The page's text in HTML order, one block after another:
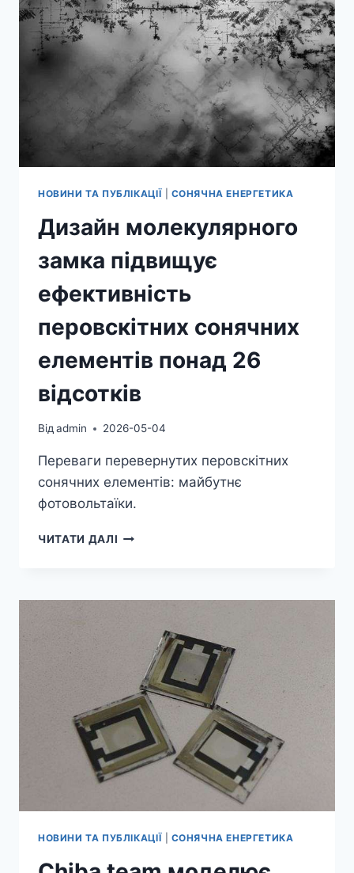
ТЕМПЕРАТУР
І
ЗАТИШШЯ
НОВИНИ ТА ПУБЛІКАЦІЇ| СОНЯЧНА ЕНЕРГЕТИКА
Дизайн молекулярного
замка підвищує
ефективність
перовскітних сонячних
елементів понад 26
відсотків
Відadmin 2026-05-04
Переваги перевернутих перовскітних
сонячних елементів: майбутнє
фотовольтаїки.
ЧИТАТИ ДАЛІ ДИЗАЙН
ЕФЕКТИВНІСТЬ
СОНЯЧНИХ
ЕЛЕМЕНТІВ
ПОНАД
ВІДСОТКІВ
НОВИНИ ТА ПУБЛІКАЦІЇ| СОНЯЧНА ЕНЕРГЕТИКА